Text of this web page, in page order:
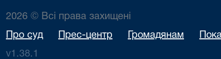
2026 © Всі права захищені
Про суд Прес-центр Громадянам
v1.38.1